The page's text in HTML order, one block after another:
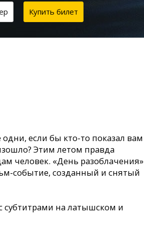
Купить билет
если бы кто-то показал вам
Этим летом правда
человек. «День разоблачения»
событие, созданный и снятый
субтитрами на латышском и